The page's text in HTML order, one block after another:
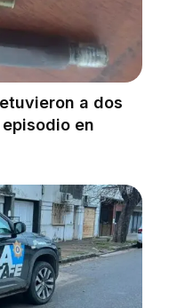
a dos
en